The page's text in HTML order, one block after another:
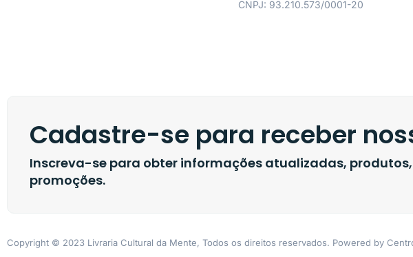
CNPJ: 93.210.573/0001-20
Cadastre-se para receber
Inscreva-se para obter informações atualizadas,
promoções.
Copyright © 2023 Livraria Cultural da Mente, Todos os direitos reservados. Powered by